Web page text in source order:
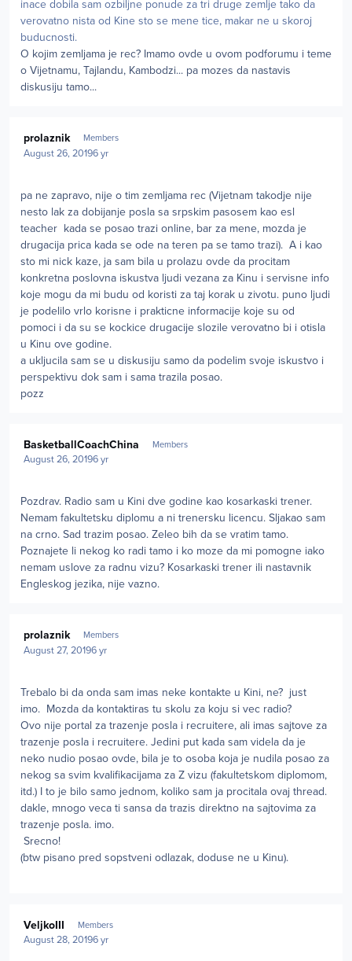
inace dobila sam ozbiljne ponude za tri druge zemlje tako da
verovatno nista od Kine sto se mene tice, makar ne u skoroj
buducnosti.
O kojim zemljama je rec? Imamo ovde u ovom podforumu i teme
o Vijetnamu, Tajlandu, Kambodzi... pa mozes da nastavis
diskusiju tamo...
prolaznik Members
August 26, 20196 yr
pa ne zapravo, nije o tim zemljama rec (Vijetnam takodje nije
nesto lak za dobijanje posla sa srpskim pasosem kao esl
teacher kada se posao trazi online, bar za mene, mozda je
drugacija prica kada se ode na teren pa se tamo trazi). A i kao
sto mi nick kaze, ja sam bila u prolazu ovde da procitam
konkretna poslovna iskustva ljudi vezana za Kinu i servisne info
koje mogu da mi budu od koristi za taj korak u zivotu. puno ljudi
je podelilo vrlo korisne i prakticne informacije koje su od
pomoci i da su se kockice drugacije slozile verovatno bi i otisla
u Kinu ove godine.
a ukljucila sam se u diskusiju samo da podelim svoje iskustvo i
perspektivu dok sam i sama trazila posao.
pozz
BasketballCoachChina Members
August 26, 20196 yr
Pozdrav . Radio sam u Kini dve godine kao kosarkaski trener.
Nemam fakultetsku diplomu a ni trenersku licencu. Sljakao sam
na crno. Sad trazim posao. Zeleo bih da se vratim tamo.
Poznajete li nekog ko radi tamo i ko moze da mi pomogne iako
nemam uslove za radnu vizu? Kosarkaski trener ili nastavnik
Engleskog jezika, nije vazno.
prolaznik Members
August 27, 20196 yr
Trebalo bi da onda sam imas neke kontakte u Kini, ne? just
imo. Mozda da kontaktiras tu skolu za koju si vec radio?
Ovo nije portal za trazenje posla i recruitere, ali imas sajtove za
trazenje posla i recruitere. Jedini put kada sam videla da je
neko nudio posao ovde, bila je to osoba koja je nudila posao za
nekog sa svim kvalifikacijama za Z vizu (fakultetskom diplomom,
itd.) I to je bilo samo jednom, koliko sam ja procitala ovaj thread.
dakle, mnogo veca ti sansa da trazis direktno na sajtovima za
trazenje posla. imo.
Srecno!
(btw pisano pred sopstveni odlazak, doduse ne u Kinu).
VeljkoIII Members
August 28, 20196 yr